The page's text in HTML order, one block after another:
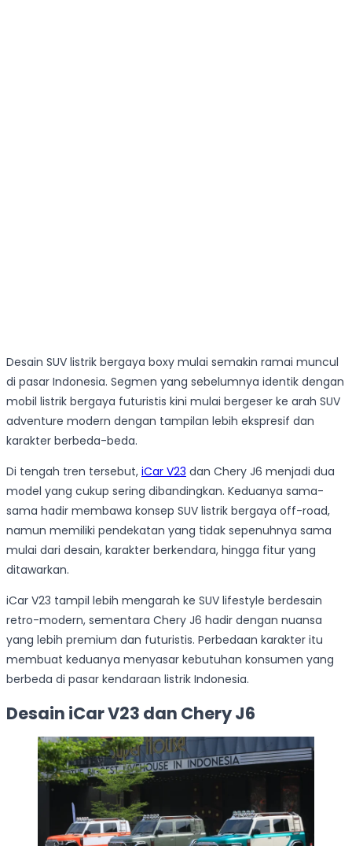
Desain SUV listrik bergaya boxy mulai semakin ramai muncul
di pasar Indonesia. Segmen yang sebelumnya identik dengan
mobil listrik bergaya futuristis kini mulai bergeser ke arah SUV
adventure modern dengan tampilan lebih ekspresif dan
karakter berbeda-beda.
Di tengah tren tersebut, iCar V23 dan Chery J6 menjadi dua
model yang cukup sering dibandingkan. Keduanya sama-
sama hadir membawa konsep SUV listrik bergaya off-road,
namun memiliki pendekatan yang tidak sepenuhnya sama
mulai dari desain, karakter berkendara, hingga fitur yang
ditawarkan.
iCar V23 tampil lebih mengarah ke SUV lifestyle berdesain
retro-modern, sementara Chery J6 hadir dengan nuansa
yang lebih premium dan futuristis. Perbedaan karakter itu
membuat keduanya menyasar kebutuhan konsumen yang
berbeda di pasar kendaraan listrik Indonesia.
Desain iCar V23 dan Chery J6